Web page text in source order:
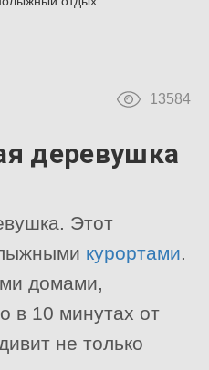
13584
деревушка
Этот
курортами.
домами,
в 10 минутах от
не только